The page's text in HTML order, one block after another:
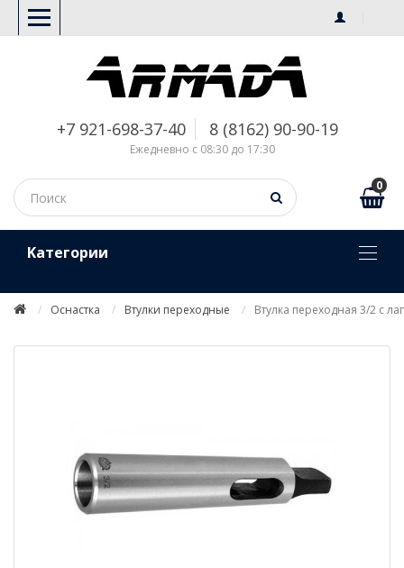
+7 921-698-37-40 8 (8162) 90-90-19
Ежедневно с 08:30 до 17:30
0
Kатегории
Оснастка Втулки переходные Втулка переходная 3/2 с